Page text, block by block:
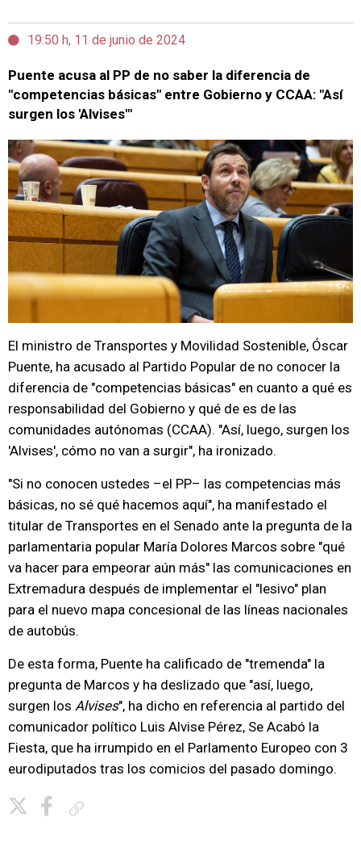
19:50 h, 11 de junio de 2024
Puente acusa al PP de no saber la diferencia de
"competencias básicas" entre Gobierno y CCAA: "Así
surgen los 'Alvises'"
El ministro de Transportes y Movilidad Sostenible, Óscar
Puente, ha acusado al Partido Popular de no conocer la
diferencia de "competencias básicas" en cuanto a qué es
responsabilidad del Gobierno y qué de es de las
comunidades autónomas (CCAA). "Así, luego, surgen los
'Alvises', cómo no van a surgir", ha ironizado.
"Si no conocen ustedes –el PP– las competencias más
básicas, no sé qué hacemos aquí", ha manifestado el
titular de Transportes en el Senado ante la pregunta de la
parlamentaria popular María Dolores Marcos sobre "qué
va hacer para empeorar aún más" las comunicaciones en
Extremadura después de implementar el "lesivo" plan
para el nuevo mapa concesional de las líneas nacionales
de autobús.
De esta forma, Puente ha calificado de "tremenda" la
pregunta de Marcos y ha deslizado que "así, luego,
surgen los Alvises", ha dicho en referencia al partido del
comunicador político Luis Alvise Pérez, Se Acabó la
Fiesta, que ha irrumpido en el Parlamento Europeo con 3
eurodiputados tras los comicios del pasado domingo.